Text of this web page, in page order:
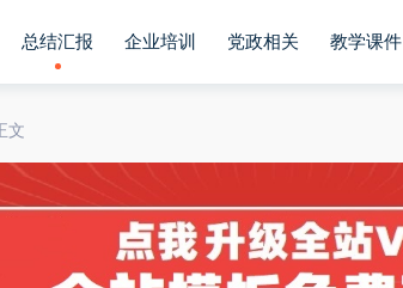
总结汇报 企业培训 党政相关 教学课件
文